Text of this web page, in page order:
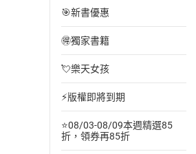
🎯新書優惠
🉐獨家書籍
💘樂天女孩
⚡版權即將到期
⭐08/03-08/09本週精選85
折，領券再85折